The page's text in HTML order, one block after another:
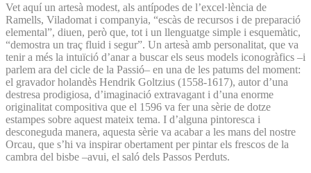
Vet aquí un artesà modest, als antípodes de l’excel·lència de
Ramells, Viladomat i companyia, “escàs de recursos i de preparació
elemental”, diuen, però que, tot i un llenguatge simple i esquemàtic,
“demostra un traç fluid i segur”. Un artesà amb personalitat, que va
tenir a més la intuïció d’anar a buscar els seus models iconogràfics –i
parlem ara del cicle de la Passió– en una de les patums del moment:
el gravador holandès Hendrik Goltzius (1558-1617), autor d’una
destresa prodigiosa, d’imaginació extravagant i d’una enorme
originalitat compositiva que el 1596 va fer una sèrie de dotze
estampes sobre aquest mateix tema. I d’alguna pintoresca i
desconeguda manera, aquesta sèrie va acabar a les mans del nostre
Orcau, que s’hi va inspirar obertament per pintar els frescos de la
cambra del bisbe –avui, el saló dels Passos Perduts.